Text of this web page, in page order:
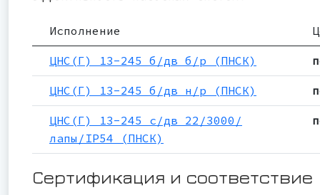
Исполнение
ЦНС(Г) 13-245 б/дв б/р (ПНСК)
ЦНС(Г) 13-245 б/дв н/р (ПНСК)
ЦНС(Г) 13-245 с/дв 22/3000/
лапы/IP54 (ПНСК)
Сертификация и соответствие